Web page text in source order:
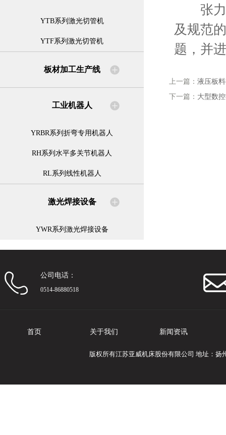
YTB系列激光切管机
YTF系列激光切管机
板材加工生产线
工业机器人
YRBR系列折弯专用机器人
RH系列水平多关节机器人
RL系列线性机器人
激光焊接设备
YWR系列激光焊接设备
张力
及规范
题，并
上一篇： 液压板
下一篇： 大型数
公司电话：
0514-86880518
首页 关于我们 新闻资讯
版权所有江苏亚威机床股份有限公司 地址：